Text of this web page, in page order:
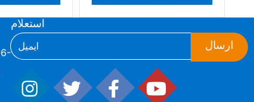
استعلام
ارسال